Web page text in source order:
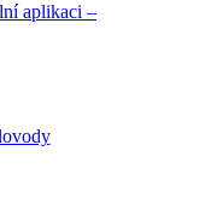
aplikaci –